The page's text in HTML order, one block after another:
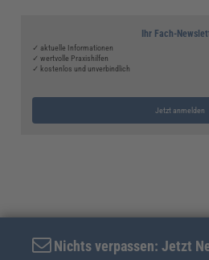
Ihr Fach-
✓ aktuelle Informationen
✓ wertvolle Praxishilfen
✓ kostenlos und unverbindlich
Jetzt anmelden
Nichts verpassen: Jetzt